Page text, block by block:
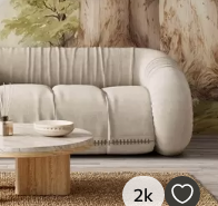
2k